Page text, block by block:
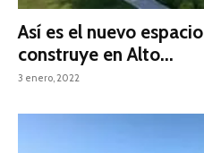
Así es el nuevo
construye en Alto...
3 enero, 2022